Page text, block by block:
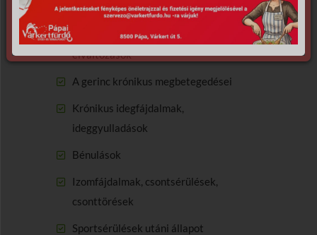
Osteoporosis
Krónikus ízületi gyulladások, ízületi
elváltozások
A gerinc krónikus megbetegedései
Krónikus idegfájdalmak,
ideggyulladások
Bénulások
Izomfájdalmak, csontsérülések,
csonttörések
Sportsérülések utáni állapot